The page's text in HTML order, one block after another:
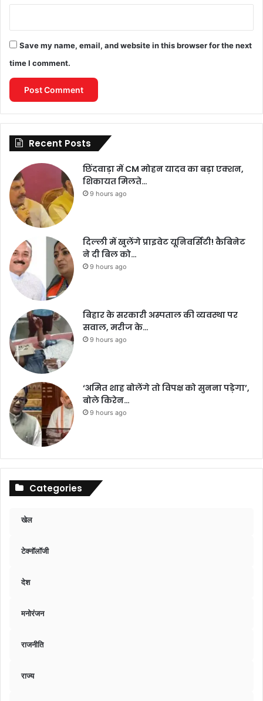
Save my name, email, and website in this browser for the next
time I comment.
Recent Posts
छिंदवाड़ा में CM मोहन यादव का बड़ा एक्शन,
शिकायत मिलते…
9 hours ago
दिल्ली में खुलेंगे प्राइवेट यूनिवर्सिटी! कैबिनेट
ने दी बिल को…
9 hours ago
बिहार के सरकारी अस्पताल की व्यवस्था पर
सवाल, मरीज के…
9 hours ago
‘अमित शाह बोलेंगे तो विपक्ष को सुनना पड़ेगा’,
बोले किरेन…
9 hours ago
Categories
खेल
टेक्नॉलॉजी
देश
मनोरंजन
राजनीति
राज्य